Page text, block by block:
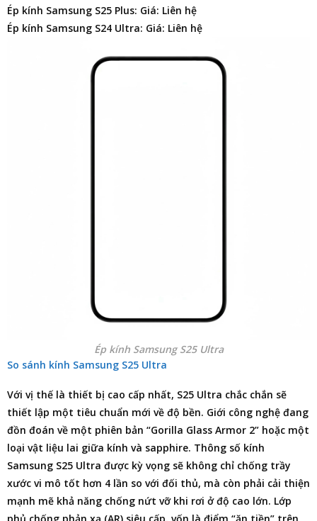
Ép kính Samsung S25 Plus: Giá: Liên hệ
Ép kính Samsung S24 Ultra: Giá: Liên hệ
Ép kính Samsung S25 Ultra
So sánh kính Samsung S25 Ultra
Với vị thế là thiết bị cao cấp nhất, S25 Ultra chắc chắn sẽ
thiết lập một tiêu chuẩn mới về độ bền. Giới công nghệ đang
đồn đoán về một phiên bản “Gorilla Glass Armor 2” hoặc một
loại vật liệu lai giữa kính và sapphire. Thông số kính
Samsung S25 Ultra được kỳ vọng sẽ không chỉ chống trầy
xước vi mô tốt hơn 4 lần so với đối thủ, mà còn phải cải thiện
mạnh mẽ khả năng chống nứt vỡ khi rơi ở độ cao lớn. Lớp